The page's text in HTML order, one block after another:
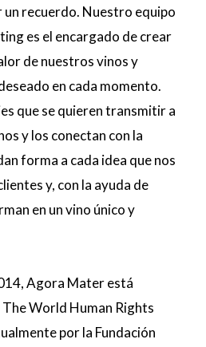
un recuerdo. Nuestro equipo
es el encargado de crear
de nuestros vinos y
en cada momento.
que se quieren transmitir a
y los conectan con la
forma a cada idea que nos
y, con la ayuda de
en un vino único y
Agora Mater está
World Human Rights
por la Fundación